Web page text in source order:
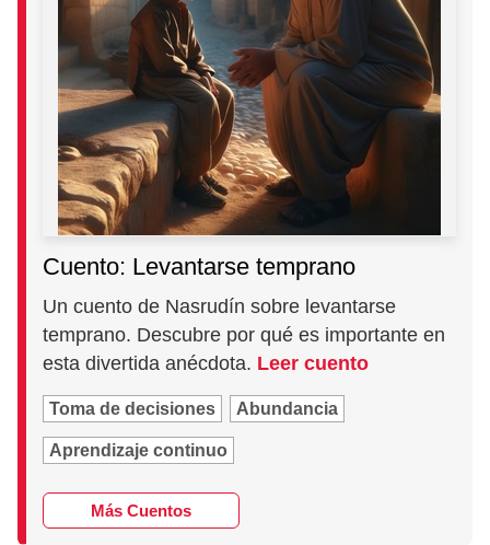
Cuento: Levantarse temprano
Un cuento de Nasrudín sobre levantarse
temprano. Descubre por qué es importante en
esta divertida anécdota. Leer cuento
Toma de decisiones Abundancia
Aprendizaje continuo
Más Cuentos